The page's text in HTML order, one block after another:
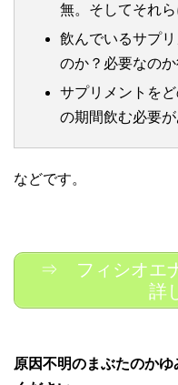
無。そしてそれ
飲んでいるサプ
のか？必要なの
サプリメントを
の期間飲む必要が
などです。
⇒ フィシオエ
詳
原因不明のまぶたのか